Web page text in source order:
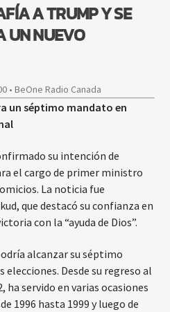
A TRUMP Y SE
UN NUEVO
• BeOne Radio Canada
un séptimo mandato en
su intención de
el cargo de primer ministro
La noticia fue
que destacó su confianza en
con la “ayuda de Dios”.
alcanzar su séptimo
Desde su regreso al
ha servido en varias ocasiones
1996 hasta 1999 y luego de